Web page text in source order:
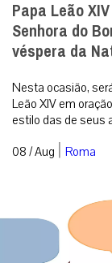
Papa Leão
Senhora do
véspera da
Nesta ocasião,
Leão XIV em
estilo das de seus
08 / Aug | Roma